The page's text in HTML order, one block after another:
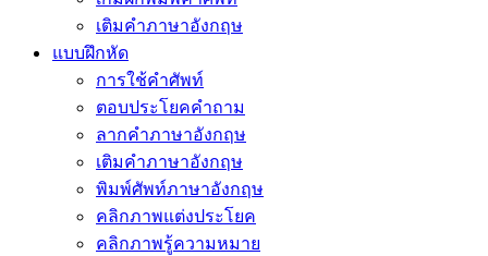
เติมคำภาษาอังกฤษ
แบบฝึกหัด
การใช้คำศัพท์
ตอบประโยคคำถาม
ลากคำภาษาอังกฤษ
เติมคำภาษาอังกฤษ
พิมพ์ศัพท์ภาษาอังกฤษ
คลิกภาพแต่งประโยค
คลิกภาพรู้ความหมาย